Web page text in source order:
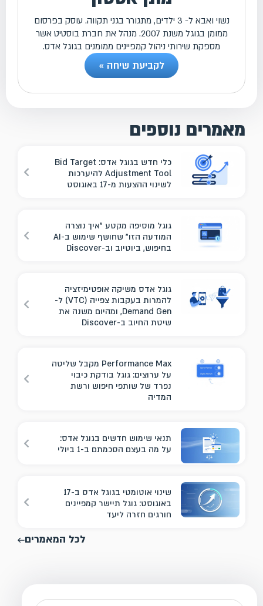
נשוי ואבא ל- 3 ילדים, מתגורר בגני תקווה. עוסק בפרסום
ממומן בגוגל משנת 2007. מנהל את חברת בוסטיט אשר
מספקת שירותי ניהול קמפיינים ממומנים בגוגל אדס.
לקביעת שיחה »
מאמרים נוספים
כלי חדש בגוגל אדס: Bid Target
Adjustment Tool להיערכות
לשינוי ההצעות מ-17 באוגוסט
גוגל מוסיפה מקטע "איך נוצרה
המודעה הזו" שחושף שימוש ב-AI
בחיפוש, ביוטיוב וב-Discover
גוגל אדס משיקה אופטימיזציה
להמרות בעקבות צפייה (VTC) ל-
Demand Gen, ומהיום משנה את
שיטת החיוב ב-Discover
Performance Max מקבל שליטה
על ערוצים: גוגל בודקת כיבוי
נפרד של שותפי חיפוש ורשת
המדיה
תנאי שימוש חדשים בגוגל אדס:
על מה בעצם הסכמתם ב-1 ביולי
שינוי אוטומטי בגוגל אדס ב-17
באוגוסט: גוגל תיישר קמפיינים
חורגים חזרה ליעד
לכל המאמרים